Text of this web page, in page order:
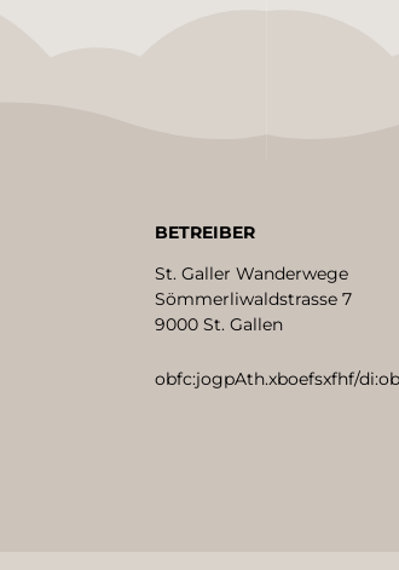
BETREIBER
St. Galler Wanderwege
Sömmerliwaldstrasse 7
9000 St. Gallen
obfc:jogpAth.xboefsxfhf/